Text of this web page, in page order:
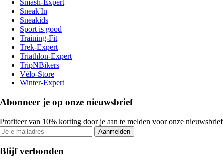
Smash-Expert
Sneak'In
Sneakids
Sport is good
Training-Fit
Trek-Expert
Triathlon-Expert
TripNBikers
Vélo-Store
Winter-Expert
Abonneer je op onze nieuwsbrief
Profiteer van 10% korting door je aan te melden voor onze nieuwsbrief
Aanmelden
Blijf verbonden